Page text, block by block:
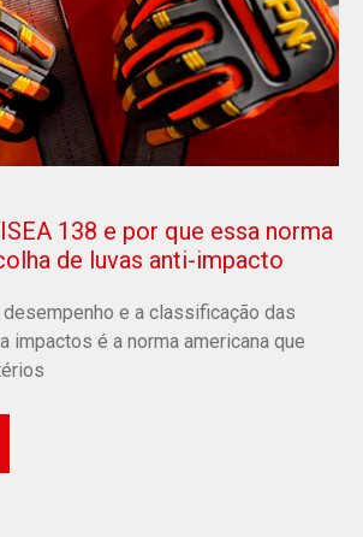
138 e por que essa norma
de luvas anti-impacto
e a classificação das
impactos é a norma americana que